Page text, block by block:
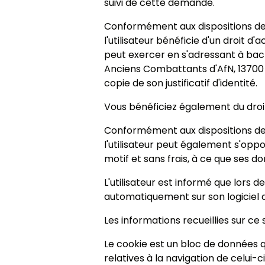
Conformément aux dispositions
l'utilisateur bénéficie d'un droit
peut exercer en s'adressant à
Anciens Combattants d'AfN,13700
copie de son justificatif d'identité.
Vous bénéficiez également du
Conformément aux dispositions
l'utilisateur peut également
motif et sans frais, à ce que ses
L'utilisateur est informé que lors
automatiquement sur son logiciel
Les informations recueillies sur
Le cookie est un bloc de
relatives à la navigation de celui-